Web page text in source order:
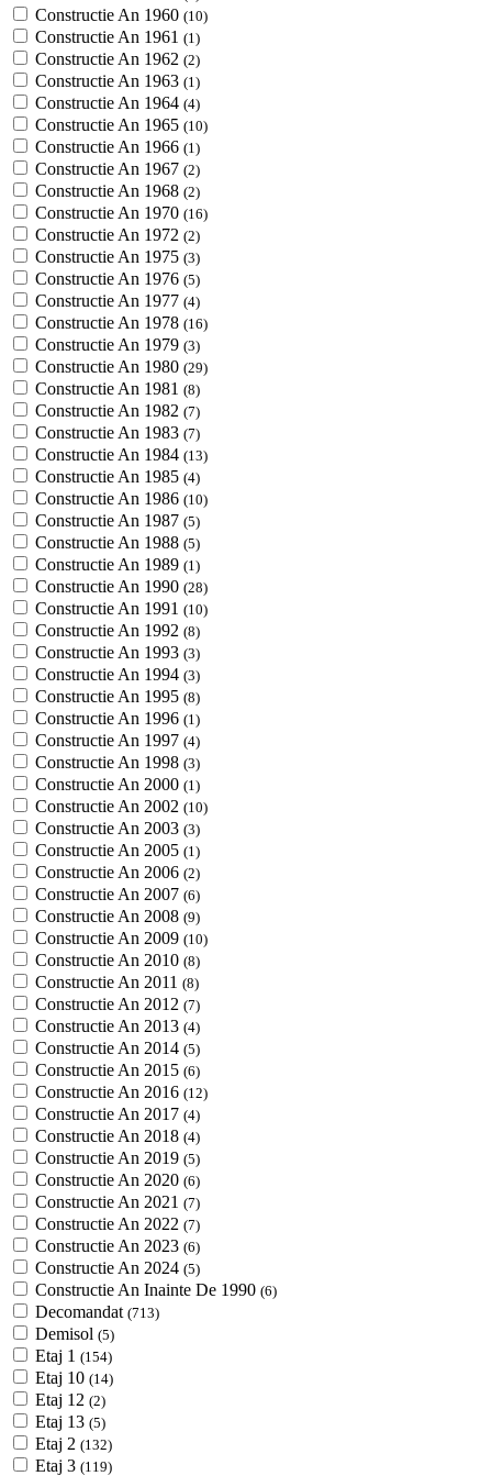
Constructie An 1960 (10)
Constructie An 1961 (1)
Constructie An 1962 (2)
Constructie An 1963 (1)
Constructie An 1964 (4)
Constructie An 1965 (10)
Constructie An 1966 (1)
Constructie An 1967 (2)
Constructie An 1968 (2)
Constructie An 1970 (16)
Constructie An 1972 (2)
Constructie An 1975 (3)
Constructie An 1976 (5)
Constructie An 1977 (4)
Constructie An 1978 (16)
Constructie An 1979 (3)
Constructie An 1980 (29)
Constructie An 1981 (8)
Constructie An 1982 (7)
Constructie An 1983 (7)
Constructie An 1984 (13)
Constructie An 1985 (4)
Constructie An 1986 (10)
Constructie An 1987 (5)
Constructie An 1988 (5)
Constructie An 1989 (1)
Constructie An 1990 (28)
Constructie An 1991 (10)
Constructie An 1992 (8)
Constructie An 1993 (3)
Constructie An 1994 (3)
Constructie An 1995 (8)
Constructie An 1996 (1)
Constructie An 1997 (4)
Constructie An 1998 (3)
Constructie An 2000 (1)
Constructie An 2002 (10)
Constructie An 2003 (3)
Constructie An 2005 (1)
Constructie An 2006 (2)
Constructie An 2007 (6)
Constructie An 2008 (9)
Constructie An 2009 (10)
Constructie An 2010 (8)
Constructie An 2011 (8)
Constructie An 2012 (7)
Constructie An 2013 (4)
Constructie An 2014 (5)
Constructie An 2015 (6)
Constructie An 2016 (12)
Constructie An 2017 (4)
Constructie An 2018 (4)
Constructie An 2019 (5)
Constructie An 2020 (6)
Constructie An 2021 (7)
Constructie An 2022 (7)
Constructie An 2023 (6)
Constructie An 2024 (5)
Constructie An Inainte De 1990 (6)
Decomandat (713)
Demisol (5)
Etaj 1 (154)
Etaj 10 (14)
Etaj 12 (2)
Etaj 13 (5)
Etaj 2 (132)
Etaj 3 (119)